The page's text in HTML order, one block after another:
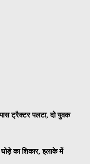
ट्रैक्टर पलटा, दो युवक
का शिकार, इलाके में